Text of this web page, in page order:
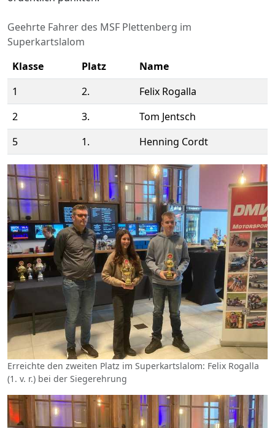
Geehrte Fahrer des MSF Plettenberg im
Superkartslalom
Klasse
Platz
Name
1
2.
Felix Rogalla
2
3.
Tom Jentsch
5
1. Henning Cordt
Erreichte den zweiten Platz im Superkartslalom: Felix Rogalla
(1. v. r.) bei der Siegerehrung